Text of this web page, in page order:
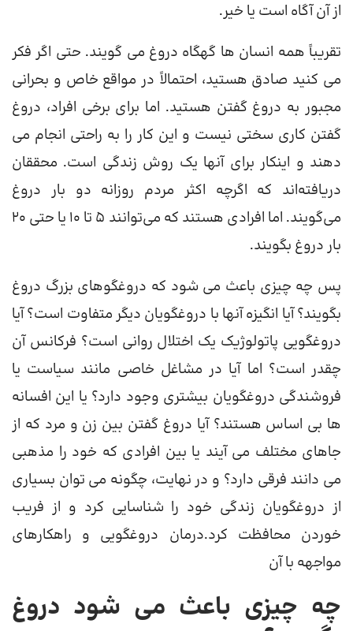
از آن آگاه است یا خیر.
تقریباً همه انسان ها گهگاه دروغ می گویند. حتی اگر فکر
می کنید صادق هستید، احتمالاً در مواقع خاص و بحرانی
مجبور به دروغ گفتن هستید. اما برای برخی افراد، دروغ
گفتن کاری سختی نیست و این کار را به راحتی انجام می
دهند و اینکار برای آنها یک روش زندگی است. محققان
دریافته‌اند که اگرچه اکثر مردم روزانه دو بار دروغ
می‌گویند. اما افرادی هستند که می‌توانند 5 تا 10 یا حتی 20
بار دروغ بگویند.
پس چه چیزی باعث می شود که دروغگوهای بزرگ دروغ
بگویند؟ آیا انگیزه آنها با دروغگویان دیگر متفاوت است؟ آیا
دروغگویی پاتولوژیک یک اختلال روانی است؟ فرکانس آن
چقدر است؟ اما آیا در مشاغل خاصی مانند سیاست یا
فروشندگی دروغگویان بیشتری وجود دارد؟ یا این افسانه
ها بی اساس هستند؟ آیا دروغ گفتن بین زن و مرد که از
جاهای مختلف می آیند یا بین افرادی که خود را مذهبی
می دانند فرقی دارد؟ و در نهایت، چگونه می توان بسیاری
از دروغگویان زندگی خود را شناسایی کرد و از فریب
خوردن محافظت کرد.درمان دروغگویی و راهکارهای
مواجهه با آن
چه چیزی باعث می شود دروغ